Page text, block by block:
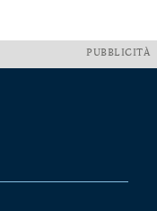
PUBBLICITÀ